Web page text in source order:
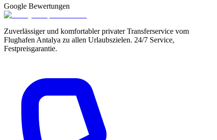
Google Bewertungen
Zuverlässiger und komfortabler privater Transferservice vom
Flughafen Antalya zu allen Urlaubszielen. 24/7 Service,
Festpreisgarantie.